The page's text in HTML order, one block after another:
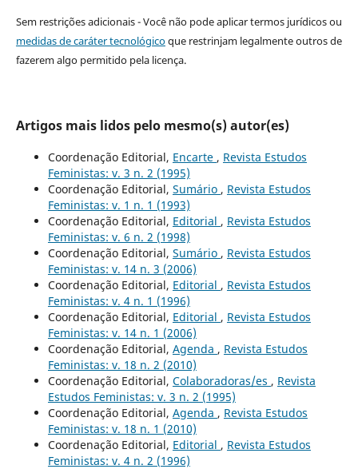
Sem restrições adicionais - Você não pode aplicar termos jurídicos ou
medidas de caráter tecnológicoque restrinjam legalmente outros de
fazerem algo permitido pela licença.
Artigos mais lidos pelo mesmo(s) autor(es)
Coordenação Editorial, Encarte , Revista Estudos
Feministas: v. 3 n. 2 (1995)
Coordenação Editorial, Sumário , Revista Estudos
Feministas: v. 1 n. 1 (1993)
Coordenação Editorial, Editorial , Revista Estudos
Feministas: v. 6 n. 2 (1998)
Coordenação Editorial, Sumário , Revista Estudos
Feministas: v. 14 n. 3 (2006)
Coordenação Editorial, Editorial , Revista Estudos
Feministas: v. 4 n. 1 (1996)
Coordenação Editorial, Editorial , Revista Estudos
Feministas: v. 14 n. 1 (2006)
Coordenação Editorial, Agenda , Revista Estudos
Feministas: v. 18 n. 2 (2010)
Coordenação Editorial, Colaboradoras/es , Revista
Estudos Feministas: v. 3 n. 2 (1995)
Coordenação Editorial, Agenda , Revista Estudos
Feministas: v. 18 n. 1 (2010)
Coordenação Editorial, Editorial , Revista Estudos
Feministas: v. 4 n. 2 (1996)